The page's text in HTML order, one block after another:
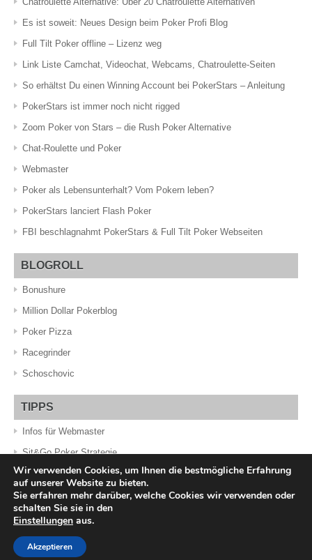
Es ist soweit: Neues Design beim Poker Profi Blog
Full Tilt Poker offline – Lizenz weg
Link Liste Camchat, Videochat, Webcams, Chatroulette-Seiten
So erhältst Du einen Winning Account bei PokerStars – Anleitung
PokerStars ist immer noch nicht rigged
Zoom Poker von Stars – die Rush Poker Alternative
Chat-Roulette und Poker
Webmaster
Poker als Lebensunterhalt? Vom Pokern leben?
PokerStars lanciert Flash Poker
FBI beschlagnahmt PokerStars & Full Tilt Poker Webseiten
BLOGROLL
Bonushure
Million Dollar Pokerblog
Poker Pizza
Racegrinder
Schoschovic
TIPPS
Infos für Webmaster
Sit&Go Poker Strategie
© 2009-2026 DerPokerProfi.com • 18+ • Glücksspiel kann süchtig
machen • Spiele mit Verantwortung • AGBs der Anbieter gelten
Wir verwenden Cookies, um Ihnen die bestmögliche Erfahrung
auf unserer Website zu bieten.
Sie erfahren mehr darüber, welche Cookies wir verwenden oder
schalten Sie sie in den
Einstellungen aus.
Akzeptieren